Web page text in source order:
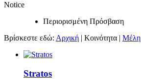
Notice
Περιορισμένη Πρόσβαση
Βρίσκεστε εδώ: Αρχική | Κοινότητα | Μέλη
Stratos